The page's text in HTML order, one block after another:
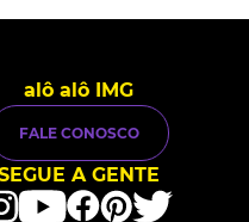
alô alô IMG
FALE CONOSCO
A GENTE